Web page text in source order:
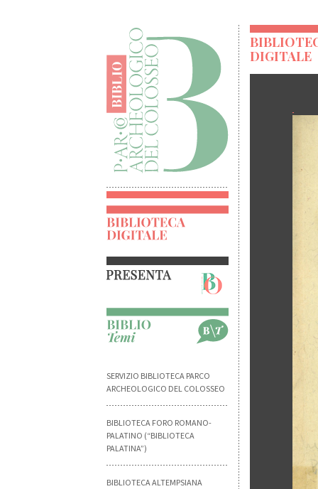
SERVIZIO BIBLIOTECA PARCO
ARCHEOLOGICO DEL COLOSSEO
BIBLIOTECA FORO ROMANO-
PALATINO (“BIBLIOTECA
PALATINA”)
BIBLIOTECA ALTEMPSIANA
DIGITALE